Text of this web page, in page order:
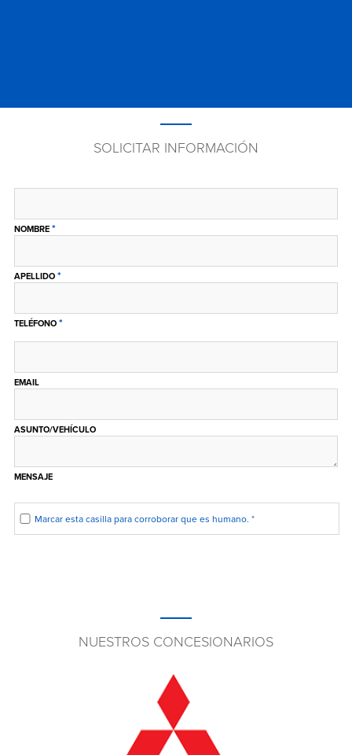
SOLICITAR INFORMACIÓN
NOMBRE *
APELLIDO *
TELÉFONO *
EMAIL
ASUNTO/VEHÍCULO
MENSAJE
Marcar esta casilla para corroborar que es humano. *
NUESTROS CONCESIONARIOS